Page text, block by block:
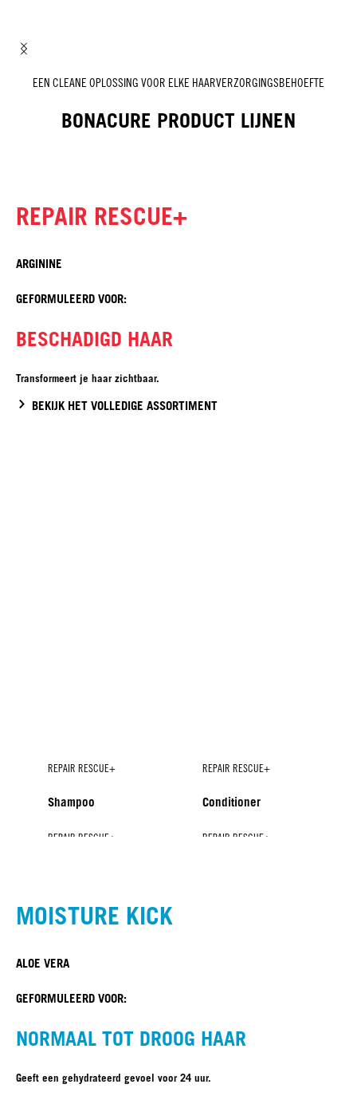
EEN CLEANE OPLOSSING VOOR ELKE HAARVERZORGINGSBEHOEFTE
BONACURE PRODUCT LIJNEN
REPAIR RESCUE+
ARGININE
GEFORMULEERD VOOR:
BESCHADIGD HAAR
Transformeert je haar zichtbaar.
BEKIJK HET VOLLEDIGE ASSORTIMENT
REPAIR RESCUE+
Shampoo
REPAIR RESCUE+
Conditioner
REPAIR RESCUE+ REPAIR RESCUE+
MOISTURE KICK
ALOE VERA
GEFORMULEERD VOOR:
NORMAAL TOT DROOG HAAR
Geeft een gehydrateerd gevoel voor 24 uur.